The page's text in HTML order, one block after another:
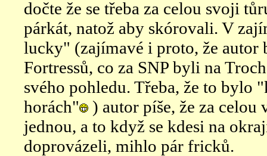
dočte že se třeba za celou svoji
párkát, natož aby skórovali. V
lucky" (zajímavé i proto, že autor
Fortressů, co za SNP byli na
svého pohledu. Třeba, že to bylo
horách"
) autor píše, že za
jednou, a to když se kdesi na
doprovázeli, mihlo pár fricků.